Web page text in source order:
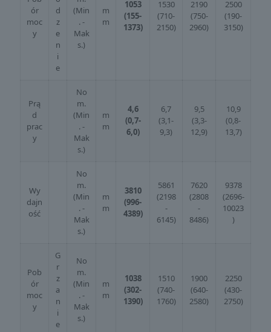
ór
moc
y
d
z
e
n
i
e
(Min
. -
Mak
s.)
m
m
1053
(155-
1373)
1530
(710-
2150)
2190
(750-
2960)
2500
(190-
3150)
Prą
d
prac
y
No
m.
(Min
. -
Mak
s.)
m
m
4,6
(0,7-
6,0)
6,7
(3,1-
9,3)
9,5
(3,3-
12,9)
10,9
(0,8-
13,7)
Wy
dajn
ość
No
m.
(Min
. -
Mak
s.)
m
m
3810
(996-
4389)
5861
(2198
-
6145)
7620
(2808
-
8486)
9378
(2696-
10023
)
Pob
ór
moc
y
G
r
z
a
n
i
e
No
m.
(Min
. -
Mak
s.)
m
m
1038
(302-
1390)
1510
(740-
1760)
1900
(640-
2580)
2250
(430-
2750)